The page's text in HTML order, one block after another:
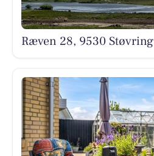
Ræven 28, 9530 Støvring